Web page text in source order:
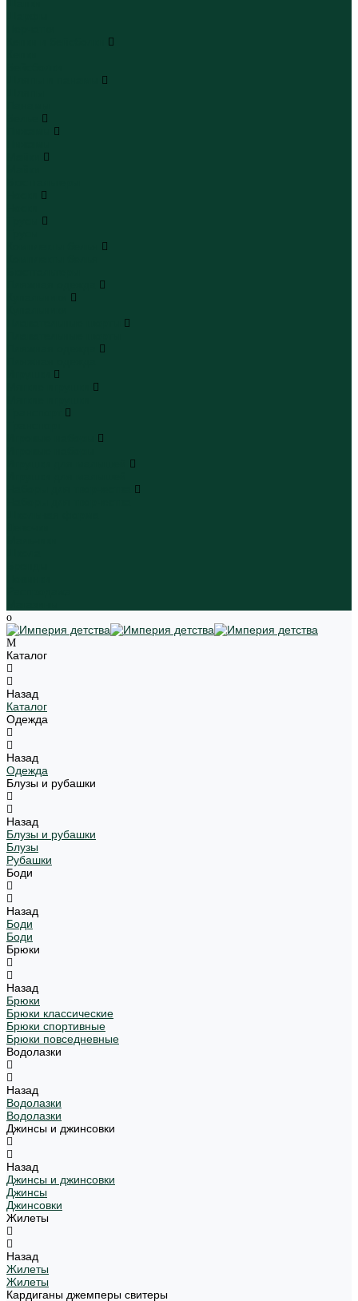
Каталог
Назад
Каталог
Одежда
Назад
Одежда
Блузы и рубашки
Назад
Блузы и рубашки
Блузы
Рубашки
Боди
Назад
Боди
Боди
Брюки
Назад
Брюки
Брюки классические
Брюки спортивные
Брюки повседневные
Водолазки
Назад
Водолазки
Водолазки
Джинсы и джинсовки
Назад
Джинсы и джинсовки
Джинсы
Джинсовки
Жилеты
Назад
Жилеты
Жилеты
Кардиганы джемперы свитеры